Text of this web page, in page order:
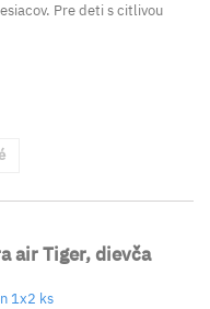
Pre deti s citlivou
air Tiger, dievča
1x2 ks